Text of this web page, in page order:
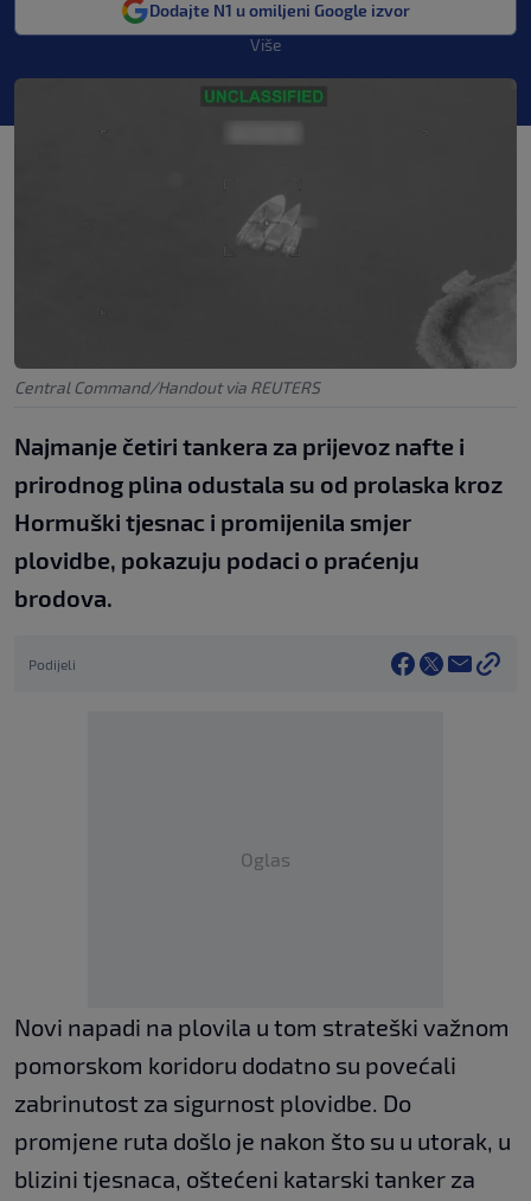
Dodajte N1 u omiljeni Google izvor
Više
Central Command/Handout via REUTERS
Najmanje četiri tankera za prijevoz nafte i
prirodnog plina odustala su od prolaska kroz
Hormuški tjesnac i promijenila smjer
plovidbe, pokazuju podaci o praćenju
brodova.
Podijeli
Oglas
Novi napadi na plovila u tom strateški važnom
pomorskom koridoru dodatno su povećali
zabrinutost za sigurnost plovidbe. Do
promjene ruta došlo je nakon što su u utorak, u
blizini tjesnaca, oštećeni katarski tanker za